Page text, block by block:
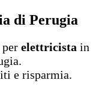
di Perugia
elettricista in
e risparmia.